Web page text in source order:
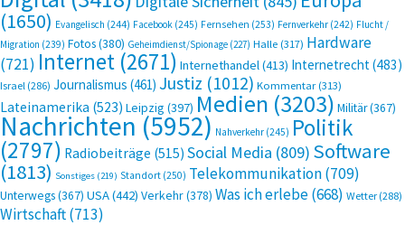
(1650) Evangelisch (244) Facebook (245) Fernsehen (253) Fernverkehr (242) Flucht /
Migration (239) Fotos(380) Geheimdienst/Spionage (227) Halle(317) Hardware
(721) Internet (2671) Internethandel(413) Internetrecht(483)
Israel (286) Journalismus (461) Justiz (1012) Kommentar(313)
Lateinamerika (523) Leipzig (397) Medien (3203) Militär(367)
Nachrichten(5952) Nahverkehr (245) Politik
(2797) Radiobeiträge (515) Social Media (809) Software
(1813) Sonstiges (219) Standort (250) Telekommunikation(709)
Unterwegs(367) USA(442) Verkehr(378) Was ich erlebe(668) Wetter (288)
Wirtschaft(713)